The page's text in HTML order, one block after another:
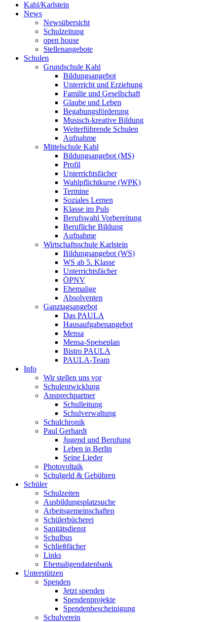
Kahl/Karlstein
News
Newsübersicht
Schulzeitung
open house
Stellenangebote
Schulen
Grundschule Kahl
Bildungsangebot
Unterricht und Erziehung
Familie und Gesellschaft
Glaube und Leben
Begabungsförderung
Musisch-kreative Bildung
Weiterführende Schulen
Aufnahme
Mittelschule Kahl
Bildungsangebot (MS)
Profil
Unterrichtsfächer
Wahlpflichtkurse (WPK)
Termine
Soziales Lernen
Klasse im Puls
Berufswahl Vorbereitung
Berufliche Bildung
Aufnahme
Wirtschaftsschule Karlstein
Bildungsangebot (WS)
WS ab 5. Klasse
Unterrichtsfächer
ÖPNV
Ehemalige
Absolventen
Ganztagsangebot
Das PAULA
Hausaufgabenangebot
Mensa
Mensa-Speiseplan
Bistro PAULA
PAULA-Team
Info
Wir stellen uns vor
Schulentwicklung
Ansprechpartner
Schulleitung
Schulverwaltung
Schulchronik
Paul Gerhardt
Jugend und Berufung
Leben in Berlin
Seine Lieder
Photovoltaik
Schulgeld & Gebühren
Schüler
Schulzeiten
Ausbildungsplatzsuche
Arbeitsgemeinschaften
Schülerbücherei
Sanitätsdienst
Schulbus
Schließfächer
Links
Ehemaligendatenbank
Unterstützen
Spenden
Jetzt spenden
Spendenprojekte
Spendenbescheinigung
Schulverein